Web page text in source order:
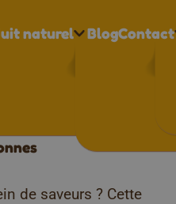
naturel BlogContact
miel
de saveurs ? Cette